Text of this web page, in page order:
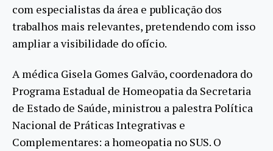
com especialistas da área e publicação dos
trabalhos mais relevantes, pretendendo com isso
ampliar a visibilidade do ofício.
A médica Gisela Gomes Galvão, coordenadora do
Programa Estadual de Homeopatia da Secretaria
de Estado de Saúde, ministrou a palestra Política
Nacional de Práticas Integrativas e
Complementares: a homeopatia no SUS. O